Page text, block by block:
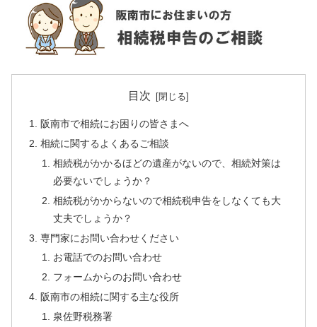
目次
阪南市で相続にお困りの皆さまへ
相続に関するよくあるご相談
相続税がかかるほどの遺産がないので、相続対策は
必要ないでしょうか？
相続税がかからないので相続税申告をしなくても大
丈夫でしょうか？
専門家にお問い合わせください
お電話でのお問い合わせ
フォームからのお問い合わせ
阪南市の相続に関する主な役所
泉佐野税務署